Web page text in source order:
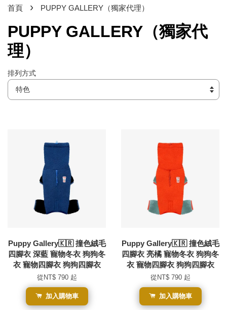
首頁 › PUPPY GALLERY（獨家代理）
PUPPY GALLERY（獨家代
理）
排列方式
Puppy Gallery🇰🇷 撞色絨毛
四腳衣 深藍 寵物冬衣 狗狗冬
衣 寵物四腳衣 狗狗四腳衣
從 NT$ 790 起
加入購物車
Puppy Gallery🇰🇷 撞色絨毛
四腳衣 亮橘 寵物冬衣 狗狗冬
衣 寵物四腳衣 狗狗四腳衣
從 NT$ 790 起
加入購物車